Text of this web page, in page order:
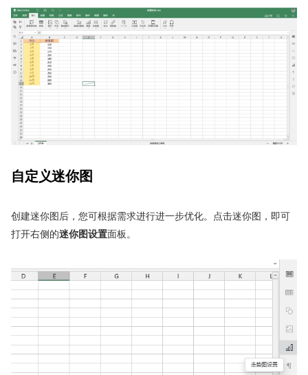
自定义迷你图
创建迷你图后，您可根据需求进行进一步优化。点击迷你图，即可
打开右侧的迷你图设置面板。